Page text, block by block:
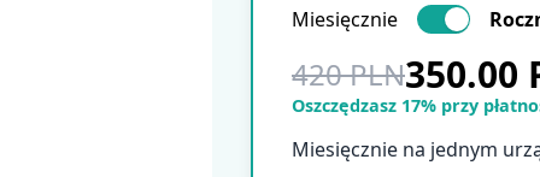
Miesięcznie
420 PLN350.00
Oszczędzasz 17% przy
Miesięcznie na jednym